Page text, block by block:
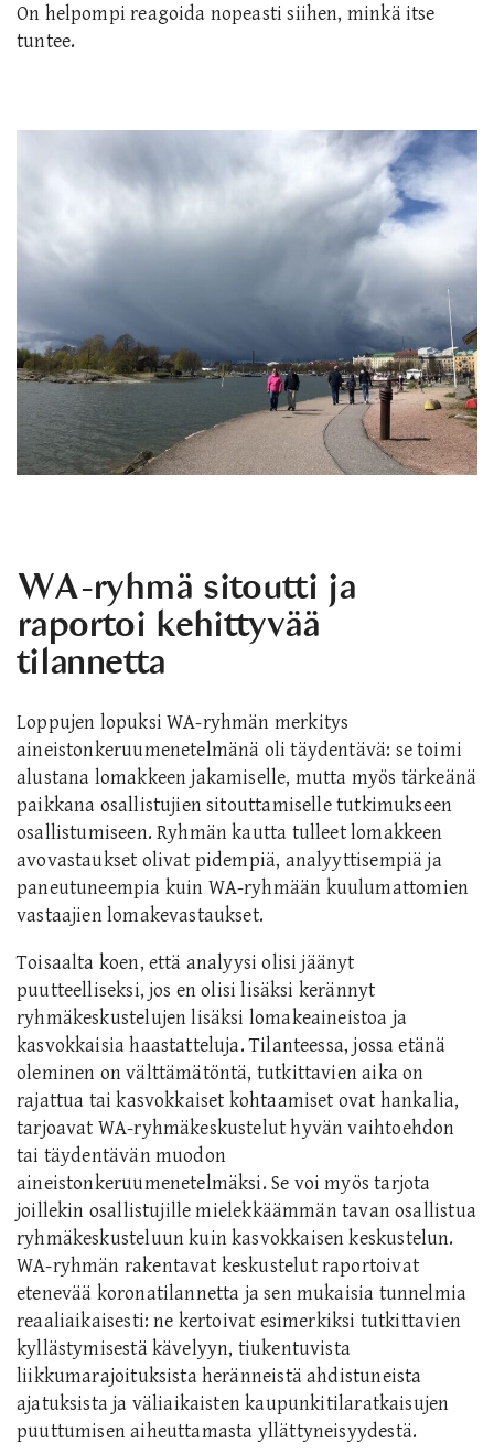
On helpompi reagoida nopeasti siihen, minkä itse
tuntee.
WA-ryhmä sitoutti ja
raportoi kehittyvää
tilannetta
Loppujen lopuksi WA-ryhmän merkitys
aineistonkeruumenetelmänä oli täydentävä: se toimi
alustana lomakkeen jakamiselle, mutta myös tärkeänä
paikkana osallistujien sitouttamiselle tutkimukseen
osallistumiseen. Ryhmän kautta tulleet lomakkeen
avovastaukset olivat pidempiä, analyyttisempiä ja
paneutuneempia kuin WA-ryhmään kuulumattomien
vastaajien lomakevastaukset.
Toisaalta koen, että analyysi olisi jäänyt
puutteelliseksi, jos en olisi lisäksi kerännyt
ryhmäkeskustelujen lisäksi lomakeaineistoa ja
kasvokkaisia haastatteluja. Tilanteessa, jossa etänä
oleminen on välttämätöntä, tutkittavien aika on
rajattua tai kasvokkaiset kohtaamiset ovat hankalia,
tarjoavat WA-ryhmäkeskustelut hyvän vaihtoehdon
tai täydentävän muodon
aineistonkeruumenetelmäksi. Se voi myös tarjota
joillekin osallistujille mielekkäämmän tavan osallistua
ryhmäkeskusteluun kuin kasvokkaisen keskustelun.
WA-ryhmän rakentavat keskustelut raportoivat
etenevää koronatilannetta ja sen mukaisia tunnelmia
reaaliaikaisesti: ne kertoivat esimerkiksi tutkittavien
kyllästymisestä kävelyyn, tiukentuvista
liikkumarajoituksista heränneistä ahdistuneista
ajatuksista ja väliaikaisten kaupunkitilaratkaisujen
puuttumisen aiheuttamasta yllättyneisyydestä.